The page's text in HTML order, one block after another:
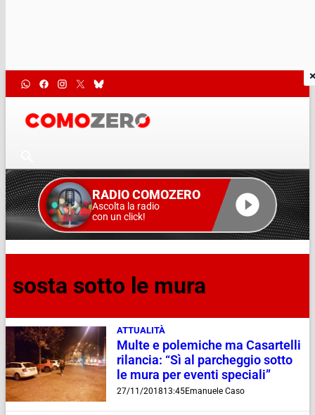
RADIO COMOZERO
Ascolta la radio
con un click!
sosta sotto le mura
ATTUALITÀ
Multe e polemiche ma Casartelli
rilancia: “Sì al parcheggio sotto
le mura per eventi speciali”
27/11/201813:45Emanuele Caso